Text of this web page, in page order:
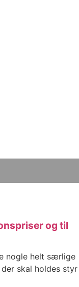
og til
nogle helt særlige
skal holdes styr